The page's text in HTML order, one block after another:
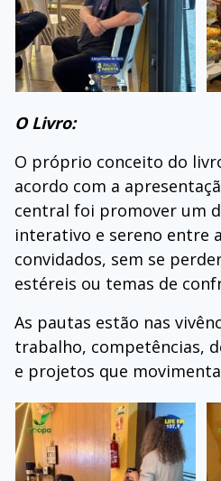
O Livro:
O próprio conceito do
acordo com a
central foi promover um
interativo e sereno entre
convidados, sem se
estéreis ou temas de
As pautas estão nas
trabalho, competências,
e projetos que